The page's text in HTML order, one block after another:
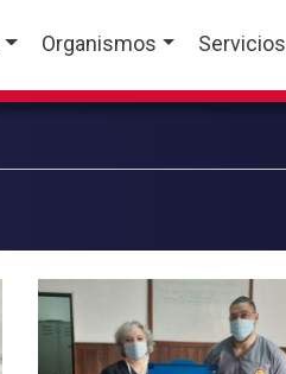
Organismos Servicios